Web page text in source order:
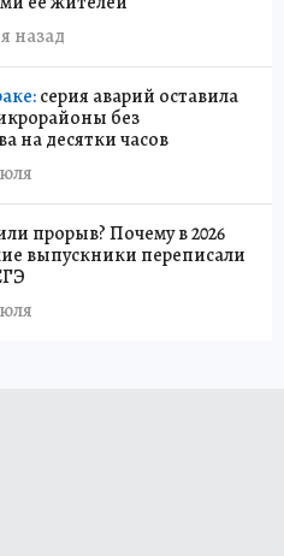
назад
серия аварий оставила
без
на десятки часов
прорыв? Почему в 2026
выпускники переписали